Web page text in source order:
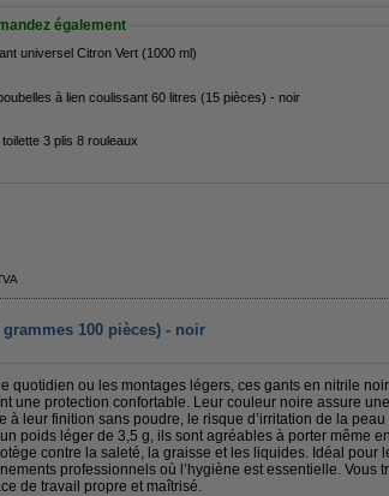
également
universel Citron Vert (1000 ml)
à lien coulissant 60 litres (15 pièces) - noir
3 plis 8 rouleaux
100 pièces) - noir
quotidien ou les montages légers, ces gants en nitrile
une protection confortable. Leur couleur noire assure
à leur finition sans poudre, le risque d’irritation de la
poids léger de 3,5 g, ils sont agréables à porter même
contre la saleté, la graisse et les liquides. Idéal pour
professionnels où l’hygiène est essentielle. Vous
de travail propre et maîtrisé.